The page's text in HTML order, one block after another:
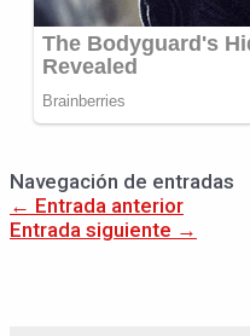
Navegación de entradas
← Entrada anterior
Entrada siguiente →